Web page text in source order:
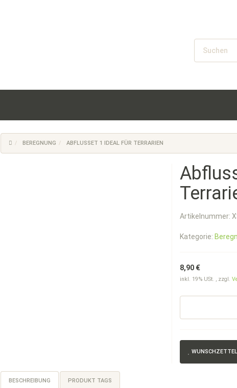
BEREGNUNG ABFLUSSET 1 IDEAL FÜR TERRARIEN
Artikelnummer:
Kategorie:
8,90 €
inkl. 19% USt. , zzgl.
WUNSCHZETTEL
BESCHREIBUNG PRODUKT TAGS